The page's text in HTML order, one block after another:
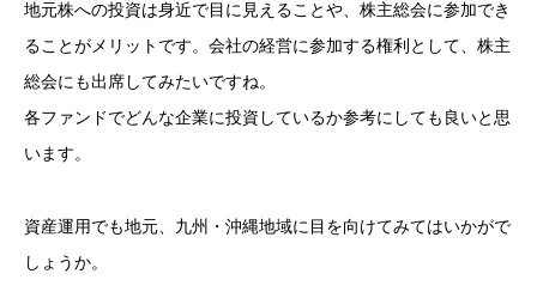
地元株への投資は身近で目に見えることや、株主総会に参加でき
ることがメリットです。会社の経営に参加する権利として、株主
総会にも出席してみたいですね。
各ファンドでどんな企業に投資しているか参考にしても良いと思
います。
資産運用でも地元、九州・沖縄地域に目を向けてみてはいかがで
しょうか。